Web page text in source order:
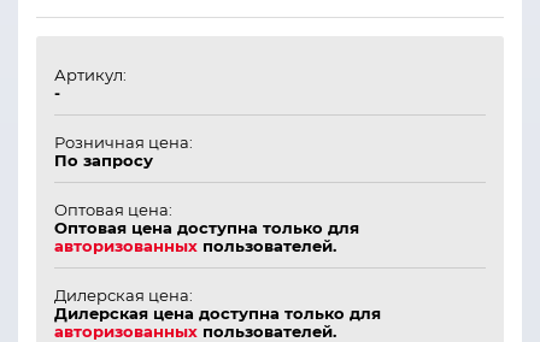
Артикул:
-
Розничная цена:
По запросу
Оптовая цена:
Оптовая цена доступна только для
авторизованных пользователей.
Дилерская цена:
Дилерская цена доступна только для
авторизованных пользователей.